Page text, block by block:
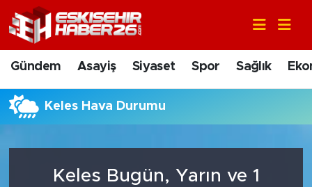
Gündem Asayiş Siyaset Spor Sağlık
Keles Hava Durumu
Keles Bugün, Yarın ve 1
Gündem
Asayiş
Siyaset
Nöbetçi Eczaneler
Hava Durumu
Trafik Durumu